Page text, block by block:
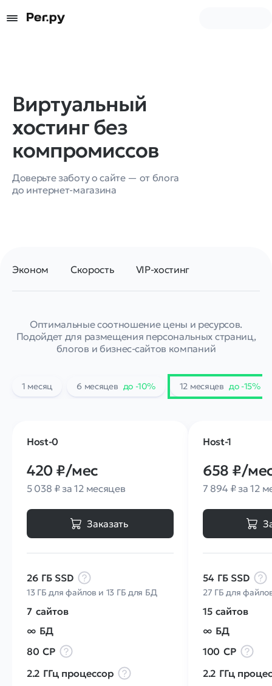
Виртуальный
хостинг без
компромиссов
Доверьте заботу о сайте — от блога
до интернет-магазина
Эконом Скорость VIP-хостинг
Оптимальные соотношение цены и ресурсов.
Подойдет для размещения персональных страниц,
блогов и бизнес⁠-⁠сайтов компаний
1 месяц 6 месяцев до -10% 12 месяцев до -15%
Host-0
420 ₽/мес
5 038 ₽ за 12 месяцев
Заказать
26 ГБ SSD
13ГБ для файлов и 13 ГБ для БД
7 сайтов
∞ БД
80 CP
2.2 ГГц процессор
Host-1
658 ₽/
7 894 ₽ за 12
54 ГБ SSD
27 ГБ для
15 сайтов
∞ БД
100 CP
2.2 ГГц